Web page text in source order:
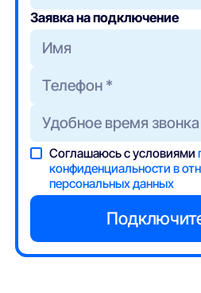
Заявка на подключение
Соглашаюсь с условиями
конфиденциальности в
персональных данных